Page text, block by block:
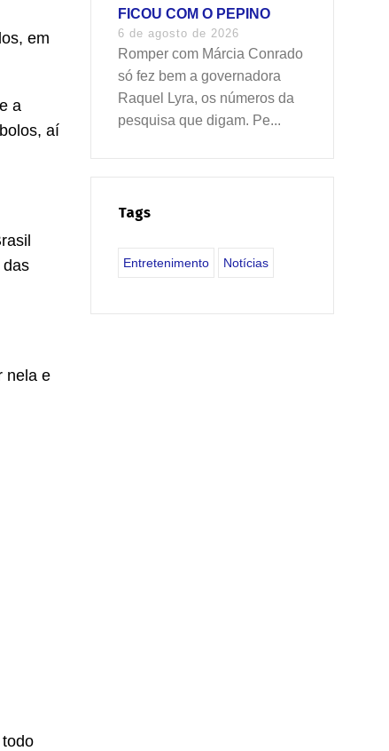
em
a
aí
nela e
FICOU COM O PEPINO
6 de agosto de 2026
Romper com Márcia Conrado
só fez bem a governadora
Raquel Lyra, os números da
pesquisa que digam. Pe...
Tags
Entretenimento Notícias